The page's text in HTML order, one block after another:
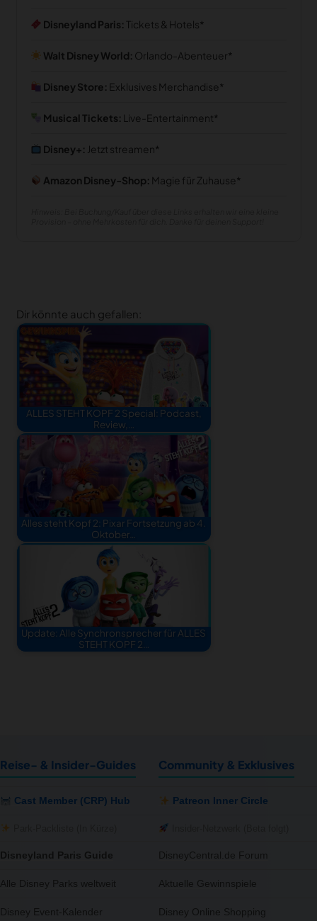
Disneyland Paris: Tickets & Hotels
Walt Disney World: Orlando-Abenteuer
Disney Store: Exklusives Merchandise
Musical Tickets: Live-Entertainment
Disney+: Jetzt streamen
Amazon Disney-Shop: Magie für Zuhause
Dir könnte auch gefallen:
ALLES STEHT KOPF 2 Special: Podcast,
Review,…
Alles steht Kopf 2: Pixar Fortsetzung ab 4.
Oktober…
Update: Alle Synchronsprecher für ALLES
STEHT KOPF 2…
Reise- & Insider-Guides
Cast Member (CRP) Hub
Disneyland Paris Guide
Alle Disney Parks weltweit
Disney Event-Kalender
Community & Exklusives
Patreon Inner Circle
DisneyCentral.de Forum
Aktuelle Gewinnspiele
Disney Online Shopping